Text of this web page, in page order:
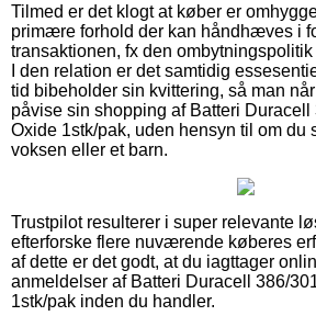
Tilmed er det klogt at køber er
primære forhold der kan håndhæves i
transaktionen, fx den
I den relation er det samtidig
tid bibeholder sin kvittering, så man
påvise sin shopping af Batteri
Oxide 1stk/pak, uden hensyn til om du
voksen eller et barn.
Trustpilot resulterer i super relevante
efterforske flere nuværende køberes
af dette er det godt, at du iagttager
anmeldelser af Batteri Duracell 386/
1stk/pak inden du handler.